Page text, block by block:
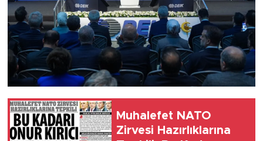
Muhalefet NATO
Zirvesi Hazırlıklarına